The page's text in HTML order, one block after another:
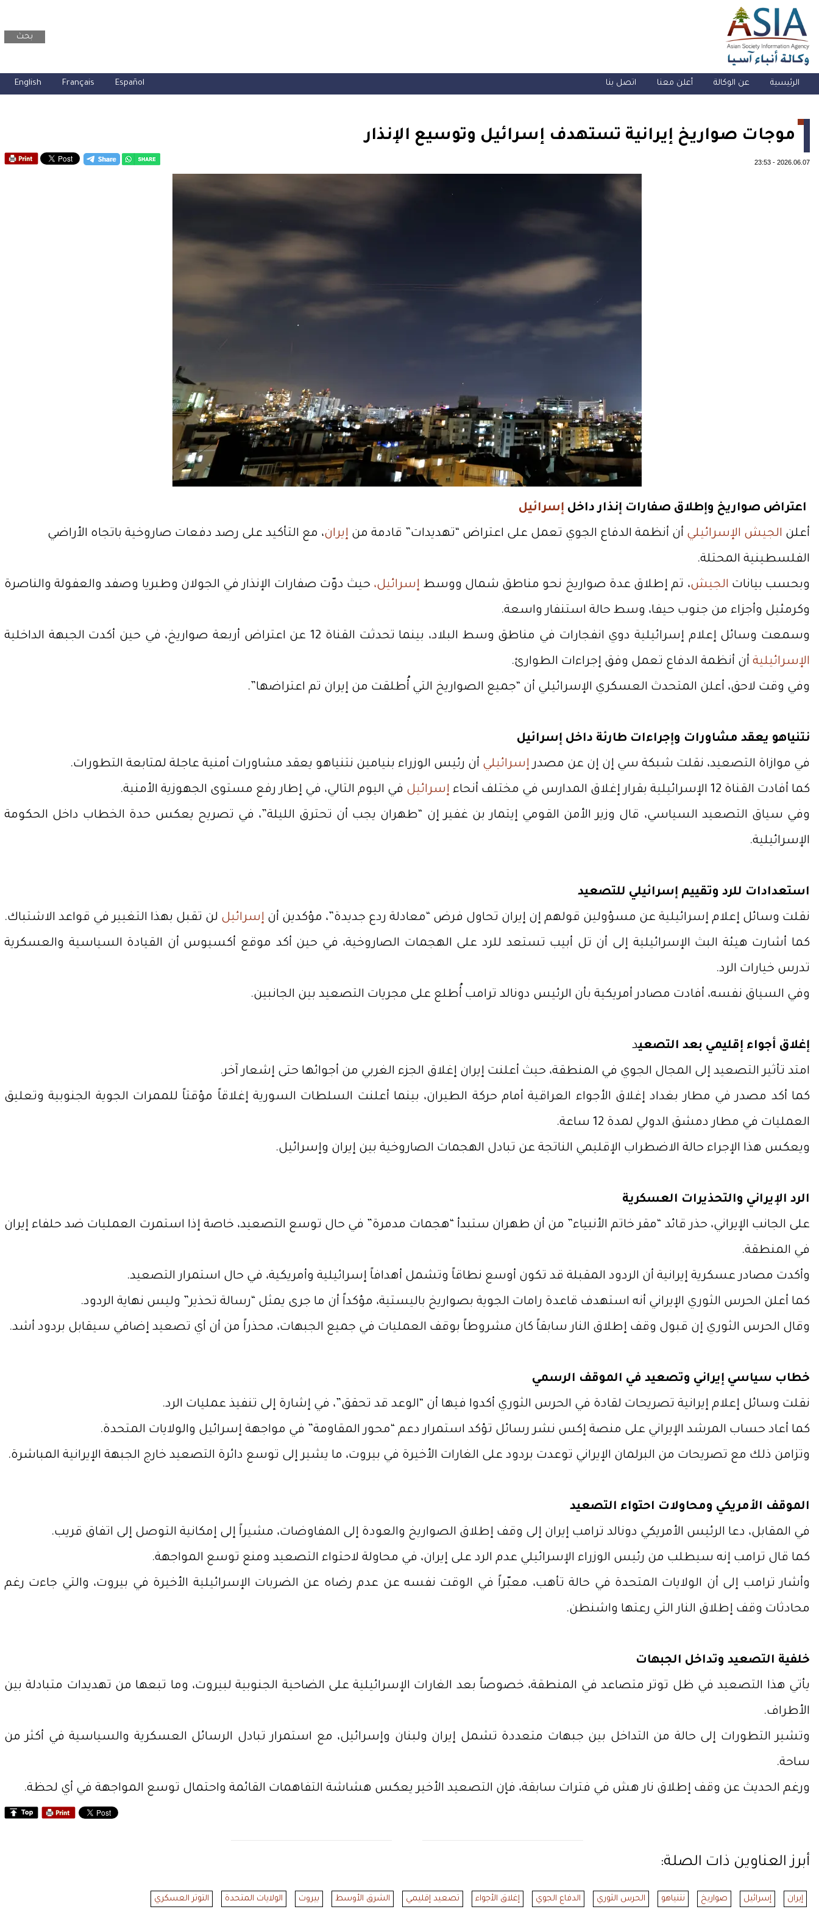
بحث
الرئيسية عن الوكالة أعلن معنا اتصل بنا English Français Español
موجات صواريخ إيرانية تستهدف إسرائيل وتوسيع الإنذار
2026.06.07
-
23:53
اعتراض صواريخ وإطلاق صفارات إنذار داخل إسرائيل
أعلن الجيش الإسرائيلي أن أنظمة الدفاع الجوي تعمل على اعتراض “تهديدات” قادمة من إيران، مع التأكيد على رصد دفعات صاروخية باتجاه الأراضي
الفلسطينية المحتلة.
وبحسب بيانات الجيش، تم إطلاق عدة صواريخ نحو مناطق شمال ووسط إسرائيل، حيث دوّت صفارات الإنذار في الجولان وطبريا وصفد والعفولة والناصرة
وكرمئيل وأجزاء من جنوب حيفا، وسط حالة استنفار واسعة.
وسمعت وسائل إعلام إسرائيلية دوي انفجارات في مناطق وسط البلاد، بينما تحدثت القناة 12 عن اعتراض أربعة صواريخ، في حين أكدت الجبهة الداخلية
الإسرائيلية أن أنظمة الدفاع تعمل وفق إجراءات الطوارئ.
وفي وقت لاحق، أعلن المتحدث العسكري الإسرائيلي أن “جميع الصواريخ التي أُطلقت من إيران تم اعتراضها”.
نتنياهو يعقد مشاورات وإجراءات طارئة داخل إسرائيل
في موازاة التصعيد، نقلت شبكة سي إن إن عن مصدرإسرائيلي أن رئيس الوزراء بنيامين نتنياهو يعقد مشاورات أمنية عاجلة لمتابعة التطورات.
كما أفادت القناة 12 الإسرائيلية بقرار إغلاق المدارس في مختلف أنحاء
إسرائيل في اليوم التالي، في إطار رفع مستوى الجهوزية الأمنية.
وفي سياق التصعيد السياسي، قال وزير الأمن القومي إيتمار بن غفير إن “طهران يجب أن تحترق الليلة”، في تصريح يعكس حدة الخطاب داخل الحكومة
الإسرائيلية.
استعدادات للرد وتقييم إسرائيلي للتصعيد
نقلت وسائل إعلام إسرائيلية عن مسؤولين قولهم إن إيران تحاول فرض “معادلة ردع جديدة”، مؤكدين أن إسرائيل لن تقبل بهذا التغيير في قواعد الاشتباك.
كما أشارت هيئة البث الإسرائيلية إلى أن تل أبيب تستعد للرد على الهجمات الصاروخية، في حين أكد موقع أكسيوس أن القيادة السياسية والعسكرية
تدرس خيارات الرد.
وفي السياق نفسه، أفادت مصادر أمريكية بأن الرئيس دونالد ترامب أُطلع على مجريات التصعيد بين الجانبين.
إغلاق أجواء إقليمي بعد التصعيد
امتد تأثير التصعيد إلى المجال الجوي في المنطقة، حيث أعلنت إيران إغلاق الجزء الغربي من أجوائها حتى إشعار آخر.
كما أكد مصدر في مطار بغداد إغلاق الأجواء العراقية أمام حركة الطيران، بينما أعلنت السلطات السورية إغلاقاً مؤقتاً للممرات الجوية الجنوبية وتعليق
العمليات في مطار دمشق الدولي لمدة 12 ساعة.
ويعكس هذا الإجراء حالة الاضطراب الإقليمي الناتجة عن تبادل الهجمات الصاروخية بين إيران وإسرائيل.
الرد الإيراني والتحذيرات العسكرية
على الجانب الإيراني، حذر قائد “مقر خاتم الأنبياء” من أن طهران ستبدأ “هجمات مدمرة” في حال توسع التصعيد، خاصة إذا استمرت العمليات ضد حلفاء إيران
في المنطقة.
وأكدت مصادر عسكرية إيرانية أن الردود المقبلة قد تكون أوسع نطاقاً وتشمل أهدافاً إسرائيلية وأمريكية، في حال استمرار التصعيد.
كما أعلن الحرس الثوري الإيراني أنه استهدف قاعدة رامات الجوية بصواريخ باليستية، مؤكداً أن ما جرى يمثل “رسالة تحذير” وليس نهاية الردود.
وقال الحرس الثوري إن قبول وقف إطلاق النار سابقاً كان مشروطاً بوقف العمليات في جميع الجبهات، محذراً من أن أي تصعيد إضافي سيقابل بردود أشد.
خطاب سياسي إيراني وتصعيد في الموقف الرسمي
نقلت وسائل إعلام إيرانية تصريحات لقادة في الحرس الثوري أكدوا فيها أن “الوعد قد تحقق”، في إشارة إلى تنفيذ عمليات الرد.
كما أعاد حساب المرشد الإيراني على منصة إكس نشر رسائل تؤكد استمرار دعم “محور المقاومة” في مواجهة إسرائيل والولايات المتحدة.
وتزامن ذلك مع تصريحات من البرلمان الإيراني توعدت بردود على الغارات الأخيرة في بيروت، ما يشير إلى توسع دائرة التصعيد خارج الجبهة الإيرانية المباشرة.
الموقف الأمريكي ومحاولات احتواء التصعيد
في المقابل، دعا الرئيس الأمريكي دونالد ترامب إيران إلى وقف إطلاق الصواريخ والعودة إلى المفاوضات، مشيراً إلى إمكانية التوصل إلى اتفاق قريب.
كما قال ترامب إنه سيطلب من رئيس الوزراء الإسرائيلي عدم الرد على إيران، في محاولة لاحتواء التصعيد ومنع توسع المواجهة.
وأشار ترامب إلى أن الولايات المتحدة في حالة تأهب، معبّراً في الوقت نفسه عن عدم رضاه عن الضربات الإسرائيلية الأخيرة في بيروت، والتي جاءت رغم
محادثات وقف إطلاق النار التي رعتها واشنطن.
خلفية التصعيد وتداخل الجبهات
يأتي هذا التصعيد في ظل توتر متصاعد في المنطقة، خصوصاً بعد الغارات الإسرائيلية على الضاحية الجنوبية لبيروت، وما تبعها من تهديدات متبادلة بين
الأطراف.
وتشير التطورات إلى حالة من التداخل بين جبهات متعددة تشمل إيران ولبنان وإسرائيل، مع استمرار تبادل الرسائل العسكرية والسياسية في أكثر من
ساحة.
ورغم الحديث عن وقف إطلاق نار هش في فترات سابقة، فإن التصعيد الأخير يعكس هشاشة التفاهمات القائمة واحتمال توسع المواجهة في أي لحظة.
أبرز العناوين ذات الصلة:
إيران إسرائيل صواريخ نتنياهو الحرس الثوري الدفاع الجوي إغلاق الأجواء تصعيد إقليمي الشرق الأوسط بيروت الولايات المتحدة التوتر العسكري